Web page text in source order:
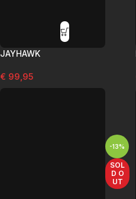
JAYHAWK
€ 99,95
-13%
SOL
D O
UT